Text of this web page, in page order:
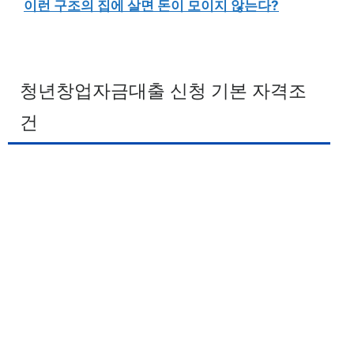
이런 구조의 집에 살면 돈이 모이지 않는다?
청년창업자금대출 신청 기본 자격조
건